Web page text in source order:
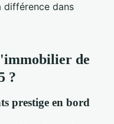
différence dans
de
?
prestige en bord